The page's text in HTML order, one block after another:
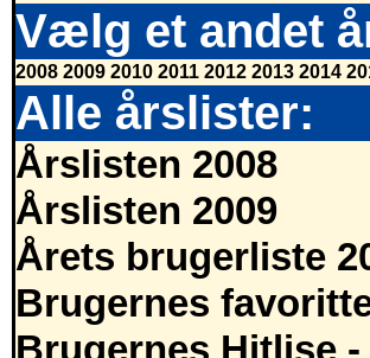
Vælg et andet
2008 2009 2010 2011 2012 2013 2014
Alle årslister:
Årslisten 2008
Årslisten 2009
Årets brugerliste
Brugernes